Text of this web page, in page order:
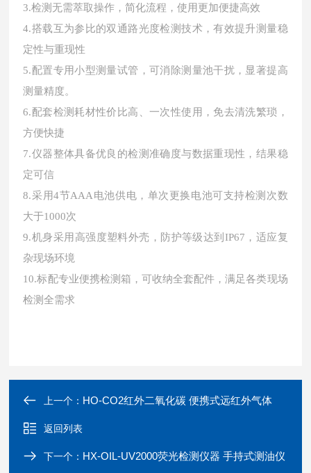
3.检测无需萃取操作，简化流程，使用更加便捷高效
4.搭载互为参比的双通路光度检测技术，有效提升测量稳
定性与重现性
5.配置专用小型测量试管，可消除测量池干扰，显著提高
测量精度。
6.配套检测耗材性价比高、一次性使用，免去清洗繁琐，
方便快捷
7.仪器整体具备优良的检测准确度与数据重现性，结果稳
定可信
8.采用4节AAA电池供电，单次更换电池可支持检测次数
大于1000次
9.机身采用高强度塑料外壳，防护等级达到IP67，适应复
杂现场环境
10.标配专业便携检测箱，可收纳全套配件，满足各类现场
检测全需求
上一个： HO-CO2红外二氧化碳 便携式远红外气体
返回列表
下一个： HX-OIL-UV2000荧光检测仪器 手持式测油仪